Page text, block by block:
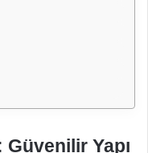
Yapı